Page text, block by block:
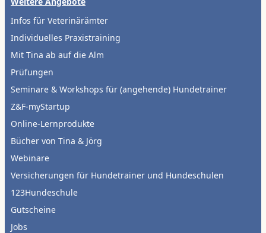
Infos für Veterinärämter
Individuelles Praxistraining
Mit Tina ab auf die Alm
Prüfungen
Seminare & Workshops für (angehende) Hundetrainer
Z&F-myStartup
Online-Lernprodukte
Bücher von Tina & Jörg
Webinare
Versicherungen für Hundetrainer und Hundeschulen
123Hundeschule
Gutscheine
Jobs